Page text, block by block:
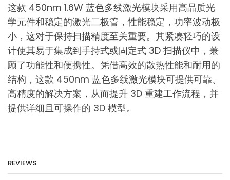
这款 450nm 1.6W 蓝色多线激光模块采用高品质光
学元件和稳定的激光二极管，性能稳定，功率波动极
小，这对于保持扫描精度至关重要。其紧凑轻巧的设
计使其易于集成到手持式或固定式 3D 扫描仪中，兼
顾了功能性和便携性。凭借高效的散热性能和耐用的
结构，这款 450nm 蓝色多线激光模块可提供可靠、
高精度的解决方案，从而提升 3D 重建工作流程，并
提供详细且可操作的 3D 模型。
REVIEWS